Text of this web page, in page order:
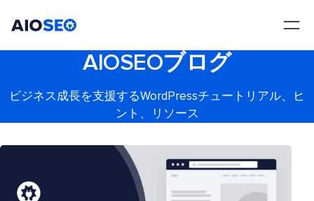
AIOSEOブログ
ビジネス成長を支援するWordPressチュートリアル、ヒ
ント、リソース